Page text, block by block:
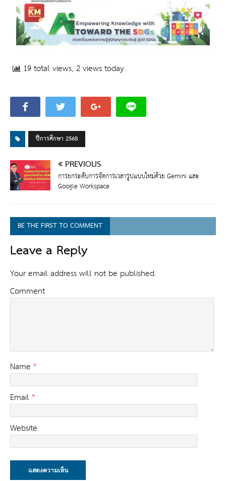
19 total views, 2 views today
ปีการศึกษา 2568
PREVIOUS
การยกระดับการจัดการเวลารูปแบบใหม่ด้วย Gemini และ
Google Workspace
BE THE FIRST TO COMMENT
Leave a Reply
Your email address will not be published.
Comment
Name *
Email*
Website